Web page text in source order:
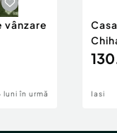
vânzare
luni în urmă Iasi